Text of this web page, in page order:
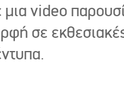
μια video
σε